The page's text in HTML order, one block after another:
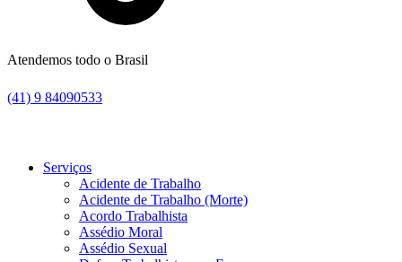
Atendemos todo o Brasil
(41) 9 84090533
Serviços
Acidente de Trabalho
Acidente de Trabalho (Morte)
Acordo Trabalhista
Assédio Moral
Assédio Sexual